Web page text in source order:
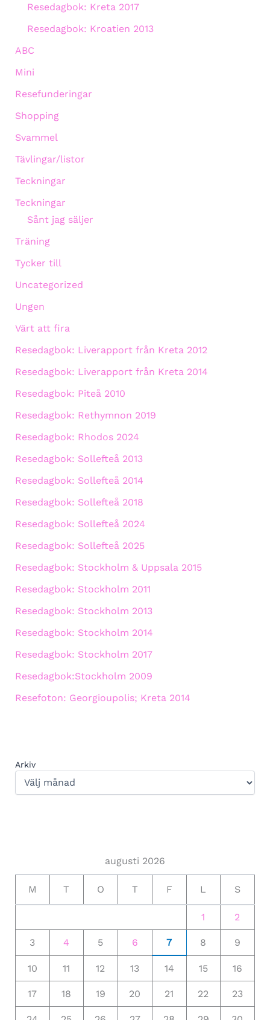
Resedagbok: Kreta 2017
Resedagbok: Kroatien 2013
ABC
Mini
Resefunderingar
Shopping
Svammel
Tävlingar/listor
Teckningar
Teckningar
Sånt jag säljer
Träning
Tycker till
Uncategorized
Ungen
Värt att fira
Resedagbok: Liverapport från Kreta 2012
Resedagbok: Liverapport från Kreta 2014
Resedagbok: Piteå 2010
Resedagbok: Rethymnon 2019
Resedagbok: Rhodos 2024
Resedagbok: Sollefteå 2013
Resedagbok: Sollefteå 2014
Resedagbok: Sollefteå 2018
Resedagbok: Sollefteå 2024
Resedagbok: Sollefteå 2025
Resedagbok: Stockholm & Uppsala 2015
Resedagbok: Stockholm 2011
Resedagbok: Stockholm 2013
Resedagbok: Stockholm 2014
Resedagbok: Stockholm 2017
Resedagbok:Stockholm 2009
Resefoton: Georgioupolis; Kreta 2014
Arkiv
augusti 2026
M T O T F L S
1 2
3 4 5 6 7 8 9
10 11 12 13 14 15 16
17 18 19 20 21 22 23